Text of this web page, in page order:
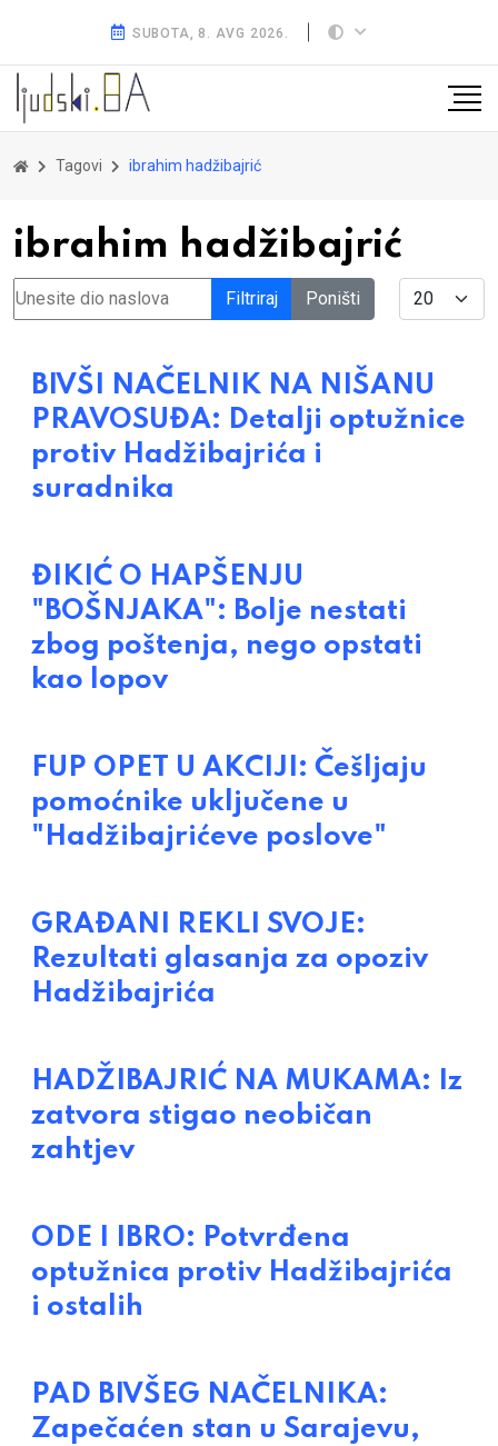
SUBOTA, 8. AVG 2026.
Tagovi ibrahim hadžibajrić
ibrahim hadžibajrić
Unesite dio naslova Filtriraj Poništi Display #
BIVŠI NAČELNIK NA NIŠANU
PRAVOSUĐA: Detalji optužnice
protiv Hadžibajrića i
suradnika
ĐIKIĆ O HAPŠENJU
"BOŠNJAKA": Bolje nestati
zbog poštenja, nego opstati
kao lopov
FUP OPET U AKCIJI: Češljaju
pomoćnike uključene u
"Hadžibajrićeve poslove"
GRAĐANI REKLI SVOJE:
Rezultati glasanja za opoziv
Hadžibajrića
HADŽIBAJRIĆ NA MUKAMA: Iz
zatvora stigao neobičan
zahtjev
ODE I IBRO: Potvrđena
optužnica protiv Hadžibajrića
i ostalih
PAD BIVŠEG NAČELNIKA:
Zapečaćen stan u Sarajevu,